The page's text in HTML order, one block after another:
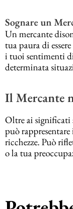
Sognare un
Un mercante
tua paura di
i tuoi sentimenti
determinata
Il Mercante
Oltre ai significati
può
ricchezze. Può
o la tua